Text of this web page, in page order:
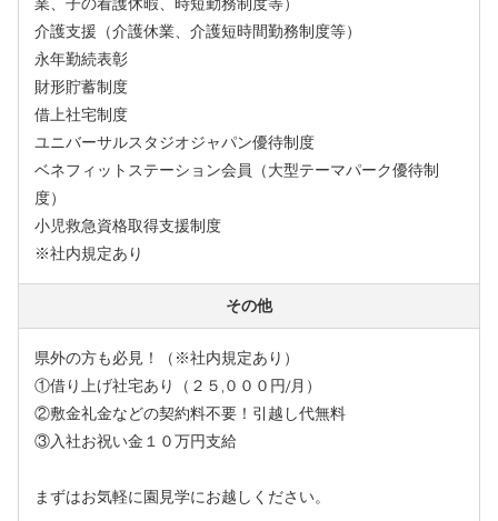
業、子の看護休暇、時短勤務制度等）
介護支援（介護休業、介護短時間勤務制度等）
永年勤続表彰
財形貯蓄制度
借上社宅制度
ユニバーサルスタジオジャパン優待制度
ベネフィットステーション会員（大型テーマパーク優待制
度）
小児救急資格取得支援制度
※社内規定あり
その他
県外の方も必見！（※社内規定あり）
①借り上げ社宅あり（２５,０００円/月）
②敷金礼金などの契約料不要！引越し代無料
③入社お祝い金１０万円支給
まずはお気軽に園見学にお越しください。